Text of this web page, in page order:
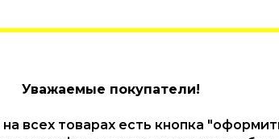
Уважаемые покупатели!
всех товарах есть кнопка